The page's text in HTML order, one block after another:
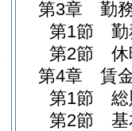
第3章
勤
第1節
第2節
第4章
賃
第1節
第2節